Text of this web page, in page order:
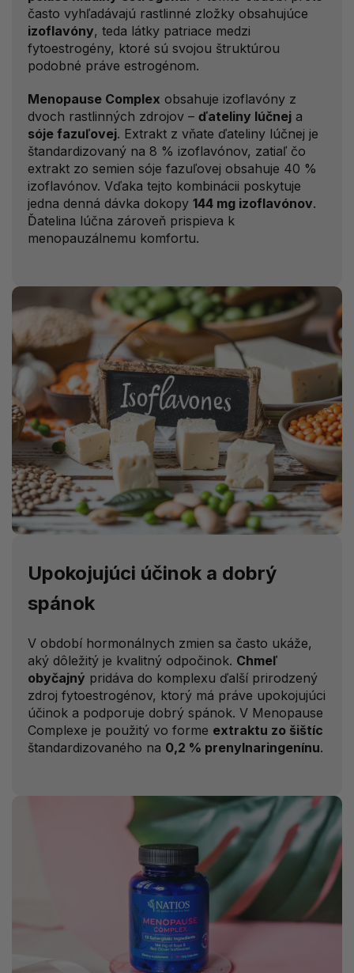
často vyhľadávajú rastlinné zložky obsahujúce
izoflavóny, teda látky patriace medzi
fytoestrogény, ktoré sú svojou štruktúrou
podobné práve estrogénom.
Menopause Complex obsahuje izoflavóny z
dvoch rastlinných zdrojov – ďateliny lúčnej a
sóje fazuľovej. Extrakt z vňate ďateliny lúčnej je
štandardizovaný na 8 % izoflavónov, zatiaľ čo
extrakt zo semien sóje fazuľovej obsahuje 40 %
izoflavónov. Vďaka tejto kombinácii poskytuje
jedna denná dávka dokopy 144 mg izoflavónov.
Ďatelina lúčna zároveň prispieva k
menopauzálnemu komfortu.
Upokojujúci účinok a dobrý
spánok
V období hormonálnych zmien sa často ukáže,
aký dôležitý je kvalitný odpočinok. Chmeľ
obyčajný pridáva do komplexu ďalší prirodzený
zdroj fytoestrogénov, ktorý má práve upokojujúci
účinok a podporuje dobrý spánok. V Menopause
Complexe je použitý vo forme extraktu zo šištíc
štandardizovaného na 0,2 % prenylnaringenínu.